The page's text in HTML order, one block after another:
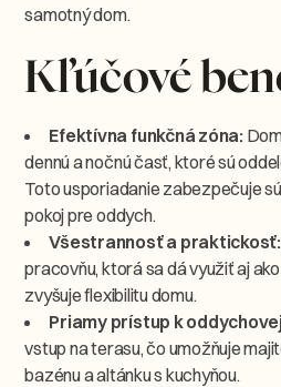
samotný dom.
Kľúčové
Efektívna funkčná zóna:
dennú a nočnú časť, ktoré sú
Toto usporiadanie zabezpečuje
pokoj pre oddych.
Všestrannosť a praktickosť:
pracovňu, ktorá sa dá využiť aj
zvyšuje flexibilitu domu.
Priamy prístup k
vstup na terasu, čo umožňuje
bazénu a altánku s kuchyňou.